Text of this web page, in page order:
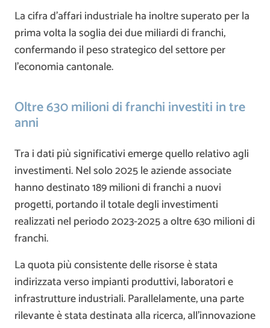
La cifra d’affari industriale ha inoltre superato per la
prima volta la soglia dei due miliardi di franchi,
confermando il peso strategico del settore per
l’economia cantonale.
Oltre 630 milioni di franchi investiti in tre
anni
Tra i dati più significativi emerge quello relativo agli
investimenti. Nel solo 2025 le aziende associate
hanno destinato 189 milioni di franchi a nuovi
progetti, portando il totale degli investimenti
realizzati nel periodo 2023-2025 a oltre 630 milioni di
franchi.
La quota più consistente delle risorse è stata
indirizzata verso impianti produttivi, laboratori e
infrastrutture industriali. Parallelamente, una parte
rilevante è stata destinata alla ricerca, all’innovazione